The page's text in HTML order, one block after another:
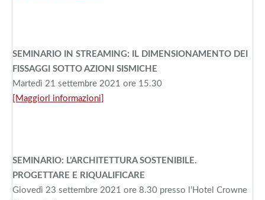
SEMINARIO IN STREAMING: IL DIMENSIONAMENTO DEI
FISSAGGI SOTTO AZIONI SISMICHE
Martedì 21 settembre 2021 ore 15.30
[Maggiori informazioni]
SEMINARIO: L’ARCHITETTURA SOSTENIBILE.
PROGETTARE E RIQUALIFICARE
Giovedì 23 settembre 2021 ore 8.30 presso l’Hotel Crowne